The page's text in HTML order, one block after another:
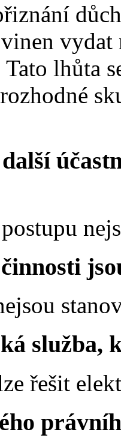
lhůta
služba,
řešit